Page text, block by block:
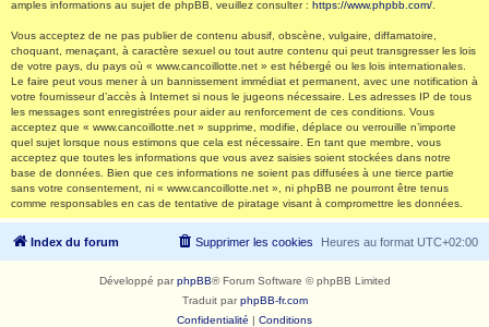
amples informations au sujet de phpBB, veuillez consulter : https://www.phpbb.com/
Vous acceptez de ne pas publier de contenu abusif, obscène, vulgaire, diffamatoire,
choquant, menaçant, à caractère sexuel ou tout autre contenu qui peut transgresser les lois
de votre pays, du pays où « www.cancoillotte.net » est hébergé ou les lois internationales.
Le faire peut vous mener à un bannissement immédiat et permanent, avec une notification à
votre fournisseur d’accès à Internet si nous le jugeons nécessaire. Les adresses IP de tous
les messages sont enregistrées pour aider au renforcement de ces conditions. Vous
acceptez que « www.cancoillotte.net » supprime, modifie, déplace ou verrouille n’importe
quel sujet lorsque nous estimons que cela est nécessaire. En tant que membre, vous
acceptez que toutes les informations que vous avez saisies soient stockées dans notre
base de données. Bien que ces informations ne soient pas diffusées à une tierce partie
sans votre consentement, ni « www.cancoillotte.net », ni phpBB ne pourront être tenus
comme responsables en cas de tentative de piratage visant à compromettre les données.
Index du forum Heures au format UTC+02:00
Supprimer les cookies
Développé parphpBB® Forum Software © phpBB Limited
Traduit parphpBB-fr.com
Confidentialité | Conditions